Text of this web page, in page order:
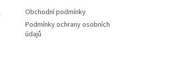
Obchodní podmínky
Podmínky ochrany osobních
údajů